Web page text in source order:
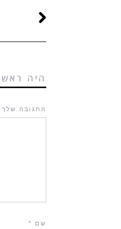
היה
התגובה שלך
שם *